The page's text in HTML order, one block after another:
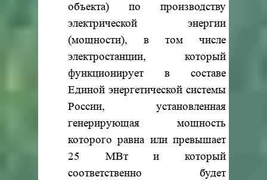
объекта) по производству
электрической энергии
(мощности), в том числе
электростанции, который
функционирует в составе
Единой энергетической системы
России, установленная
генерирующая мощность
которого равна или превышает
25 МВт и который
соответственно будет